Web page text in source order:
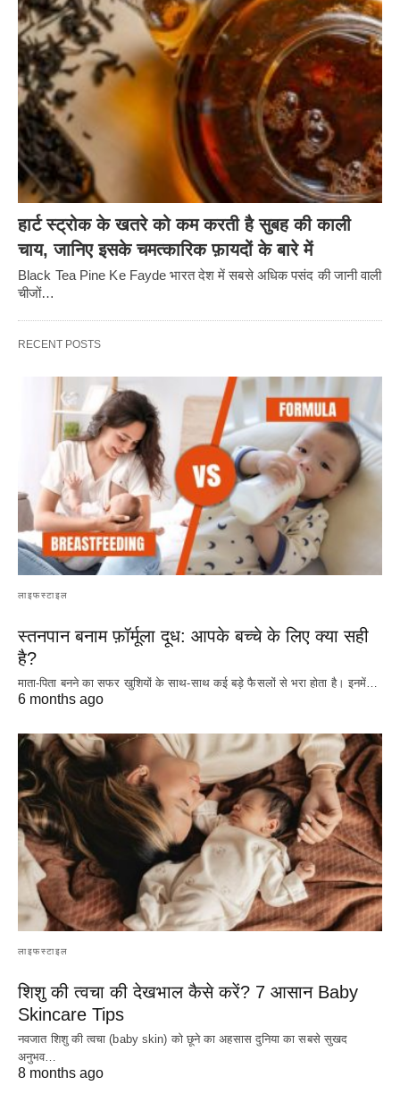
हार्ट स्ट्रोक के खतरे को कम करती है सुबह की काली
चाय, जानिए इसके चमत्कारिक फ़ायदों के बारे में
Black Tea Pine Ke Fayde भारत देश में सबसे अधिक पसंद की जानी वाली
चीजों…
RECENT POSTS
लाइफस्टाइल
स्तनपान बनाम फ़ॉर्मूला दूध: आपके बच्चे के लिए क्या सही
है?
माता-पिता बनने का सफर खुशियों के साथ-साथ कई बड़े फैसलों से भरा होता है। इनमें…
6 months ago
लाइफस्टाइल
शिशु की त्वचा की देखभाल कैसे करें? 7 आसान Baby
Skincare Tips
नवजात शिशु की त्वचा (baby skin) को छूने का अहसास दुनिया का सबसे सुखद
अनुभव…
8 months ago